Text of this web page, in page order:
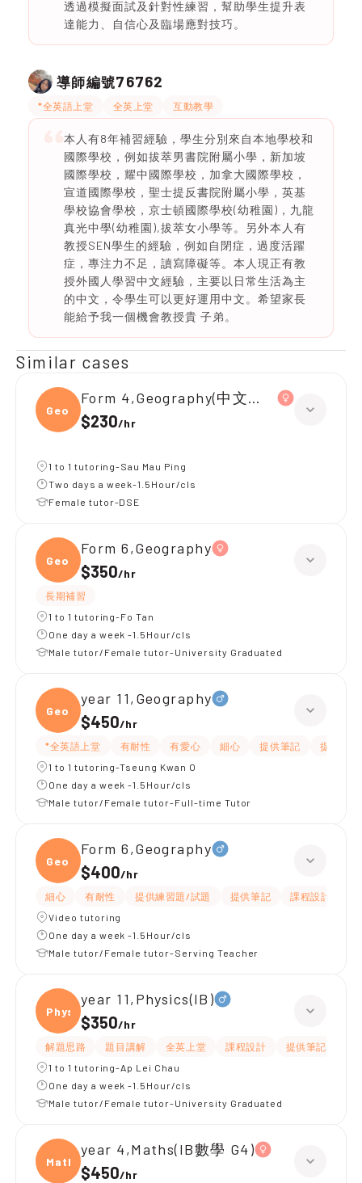
透過模擬面試及針對性練習，幫助學生提升表
達能力、自信心及臨場應對技巧。
導師編號76762
*全英語上堂 全英上堂 互動教學
本人有8年補習經驗，學生分別來自本地學校和
國際學校，例如拔萃男書院附屬小學，新加坡
國際學校，耀中國際學校，加拿大國際學校，
宣道國際學校，聖士提反書院附屬小學，英基
學校協會學校，京士頓國際學校(幼稚園)，九龍
真光中學(幼稚園),拔萃女小學等。另外本人有
教授SEN學生的經驗，例如自閉症，過度活躍
症，專注力不足，讀寫障礙等。本人現正有教
授外國人學習中文經驗，主要以日常生活為主
的中文，令學生可以更好運用中文。希望家長
能給予我一個機會教授貴 子弟。
Similar cases
Geogr
Form 4,Geography(中文卷)、
$230/hr
1 to 1 tutoring-Sau Mau Ping
Two days a week-1.5Hour/cls
Female tutor-DSE
Geogr
Form 6,Geography
$350/hr
長期補習
1 to 1 tutoring-Fo Tan
One day a week -1.5Hour/cls
Male tutor/Female tutor-University Graduated
Geogr
year 11,Geography
$450/hr
*全英語上堂 有耐性 有愛心 細心 提供筆記
提供練
1 to 1 tutoring-Tseung Kwan O
One day a week -1.5Hour/cls
Male tutor/Female tutor-Full-time Tutor
Geogr
Form 6,Geography
$400/hr
細心 有耐性 提供練習題/試題 提供筆記 課程設計
Video tutoring
One day a week -1.5Hour/cls
Male tutor/Female tutor-Serving Teacher
Physi
year 11,Physics(IB)
$350/hr
解題思路 題目講解 全英上堂 課程設計 提供筆記
1 to 1 tutoring-Ap Lei Chau
One day a week -1.5Hour/cls
Male tutor/Female tutor-University Graduated
Maths
year 4,Maths(IB數學 G4)
$450/hr